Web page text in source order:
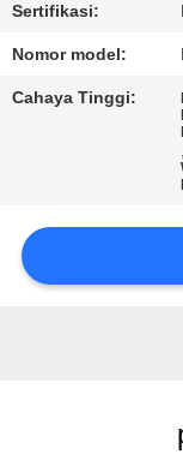
KAMI
PETA
SITUS
Sertifikasi:
Nomor model:
Cahaya Tinggi:
,